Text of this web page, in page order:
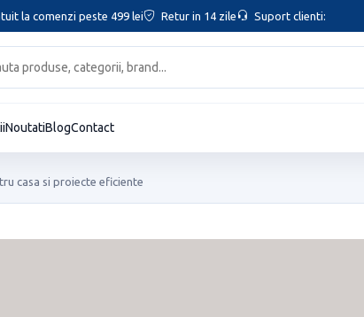
la comenzi peste 499 lei Retur in 14 zile Suport clienti:
NoutatiBlogContact
casa si proiecte eficiente